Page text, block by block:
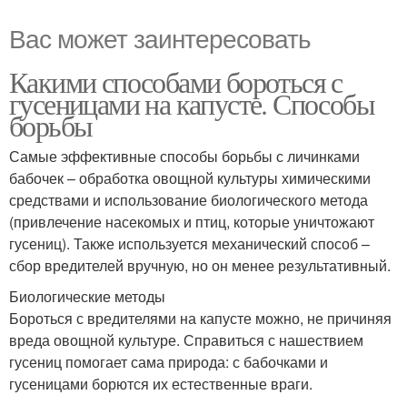
Вас может заинтересовать
Какими способами бороться с
гусеницами на капусте. Способы
борьбы
Самые эффективные способы борьбы с личинками
бабочек – обработка овощной культуры химическими
средствами и использование биологического метода
(привлечение насекомых и птиц, которые уничтожают
гусениц). Также используется механический способ –
сбор вредителей вручную, но он менее результативный.
Биологические методы
Бороться с вредителями на капусте можно, не причиняя
вреда овощной культуре. Справиться с нашествием
гусениц помогает сама природа: с бабочками и
гусеницами борются их естественные враги.